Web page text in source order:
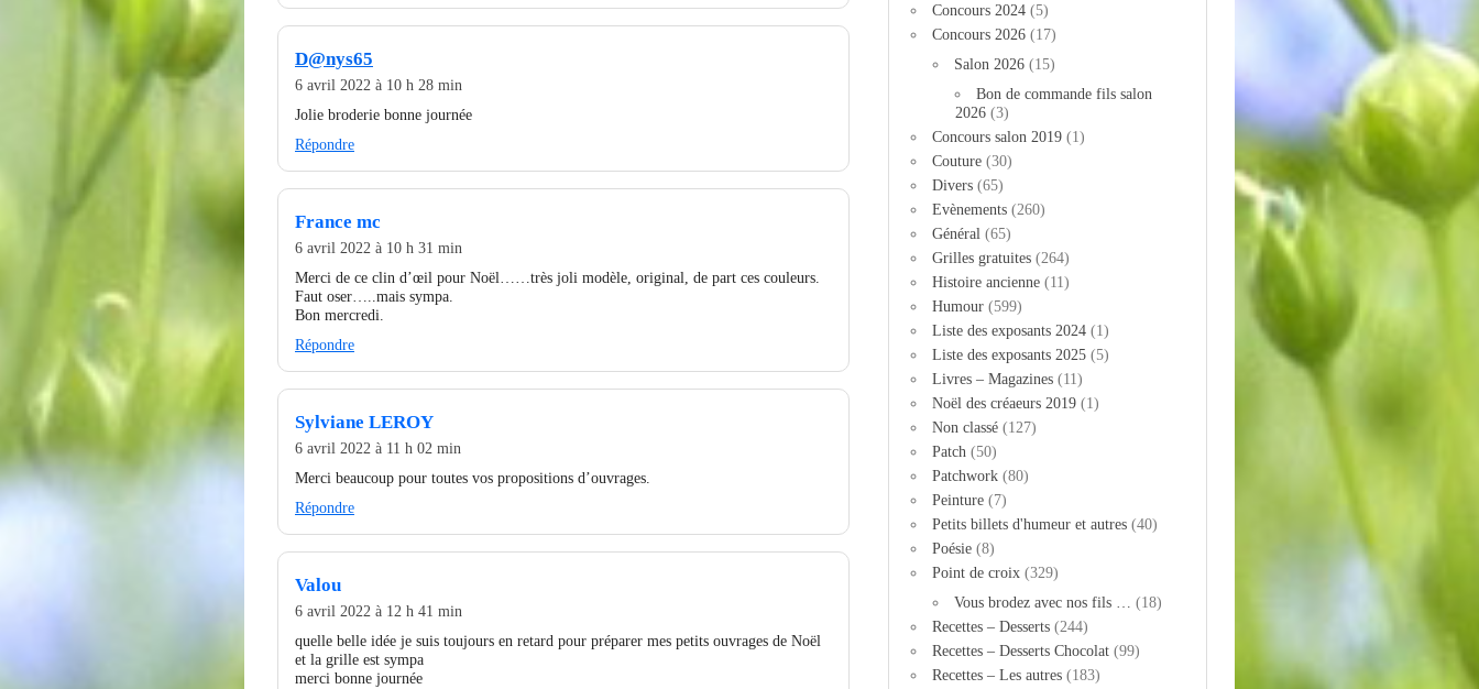
D@nys65
6 avril 2022 à 10 h 28 min
Jolie broderie bonne journée
Répondre
France mc
6 avril 2022 à 10 h 31 min
Merci de ce clin d’œil pour Noël……très joli modèle, original, de part ces couleurs.
Faut oser…..mais sympa.
Bon mercredi.
Répondre
Sylviane LEROY
6 avril 2022 à 11 h 02 min
Merci beaucoup pour toutes vos propositions d’ouvrages.
Répondre
Valou
6 avril 2022 à 12 h 41 min
quelle belle idée je suis toujours en retard pour préparer mes petits ouvrages de Noël
et la grille est sympa
merci bonne journée
Concours 2024 (5)
Concours 2026 (17)
Salon 2026 (15)
Bon de commande fils salon
2026 (3)
Concours salon 2019 (1)
Couture (30)
Divers (65)
Evènements (260)
Général (65)
Grilles gratuites (264)
Histoire ancienne (11)
Humour (599)
Liste des exposants 2024 (1)
Liste des exposants 2025 (5)
Livres – Magazines (11)
Noël des créaeurs 2019 (1)
Non classé (127)
Patch (50)
Patchwork (80)
Peinture (7)
Petits billets d'humeur et autres (40)
Poésie (8)
Point de croix (329)
Vous brodez avec nos fils …
(18)
Recettes – Desserts (244)
Recettes – Desserts Chocolat (99)
Recettes – Les autres (183)